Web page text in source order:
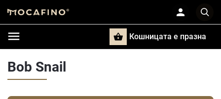
Кошницата e празна
Bob Snail